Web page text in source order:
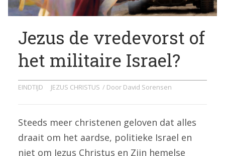
Jezus de vredevorst of
het militaire Israel?
EINDTIJD JEZUS CHRISTUS / Door David Sorensen
Steeds meer christenen geloven dat alles
draait om het aardse, politieke Israel en
niet om Jezus Christus en Zijn hemelse